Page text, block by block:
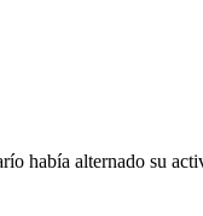
había alternado su